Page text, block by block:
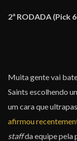
2ª RODADA (Pick
Muita gente vai
Saints escolhendo
um cara que
afirmou
staffda equipe pela